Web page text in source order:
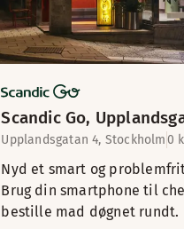
Scandic Go,
Upplandsgatan 4, Stockholm0
Nyd et smart og
Brug din smartphone til
bestille mad døgnet rundt.